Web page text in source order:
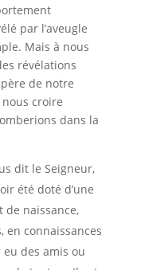
par l’aveugle
Mais à nous
révélations
de notre
croire
dans la
dit le Seigneur,
été doté d’une
de naissance,
en connaissances
eu des amis ou